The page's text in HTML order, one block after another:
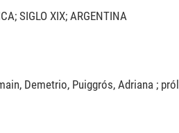
SIGLO XIX; ARGENTINA
Demetrio, Puiggrós, Adriana ;